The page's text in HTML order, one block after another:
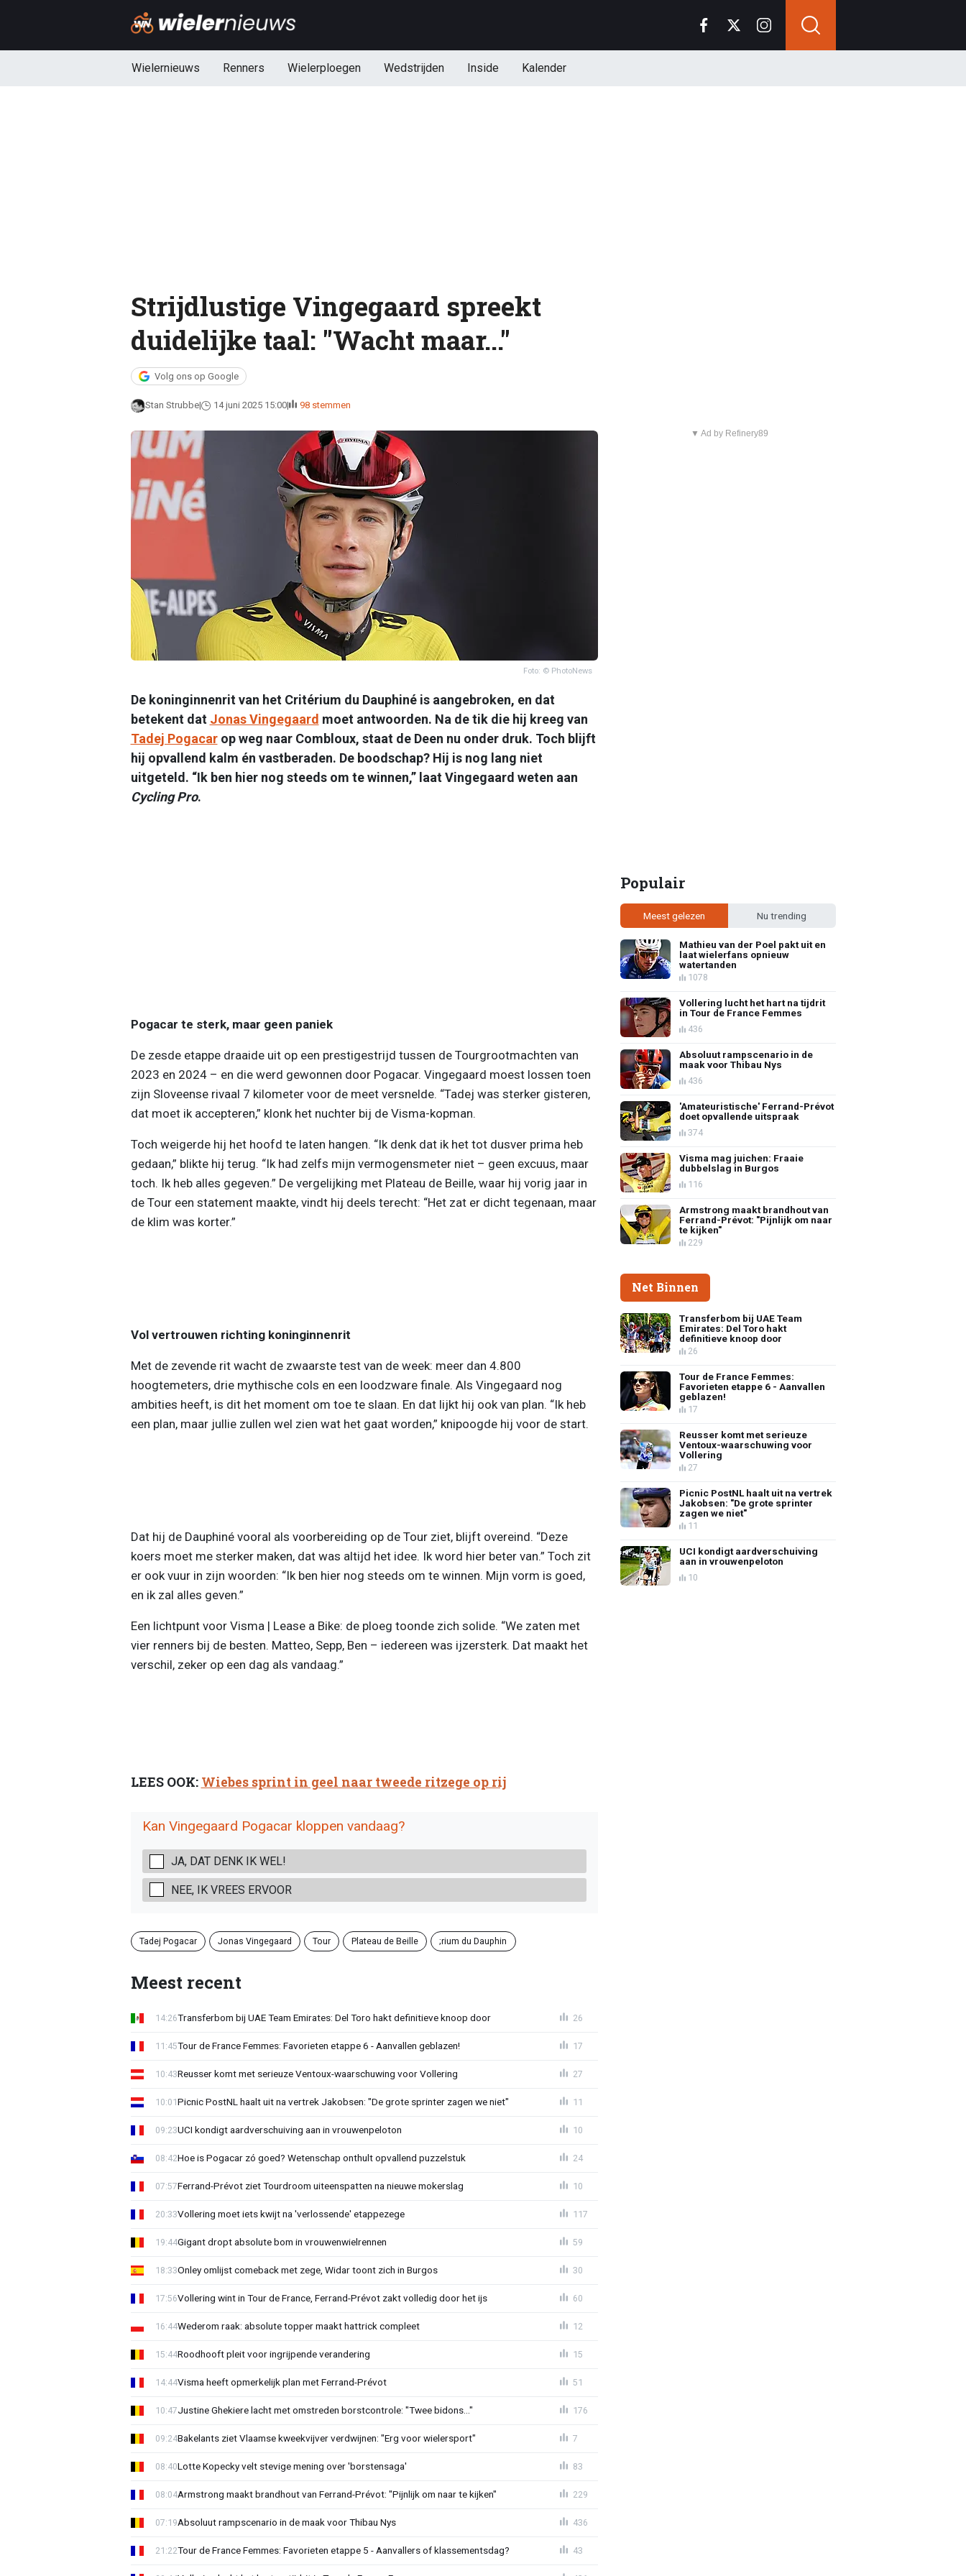
Wielernieuws Renners Wielerploegen Wedstrijden Inside Kalender
Strijdlustige Vingegaard spreekt
duidelijke taal: "Wacht maar..."
Volg ons op Google
Stan Strubbe 14 juni 2025 15:00 98 stemmen
Foto: © PhotoNews
De koninginnenrit van het Critérium du Dauphiné is aangebroken, en dat
betekent dat Jonas Vingegaard moet antwoorden. Na de tik die hij kreeg van
Tadej Pogacarop weg naar Combloux, staat de Deen nu onder druk. Toch blijft
hij opvallend kalm én vastberaden. De boodschap? Hij is nog lang niet
uitgeteld. “Ik ben hier nog steeds om te winnen,” laat Vingegaard weten aan
Cycling Pro.
Pogacar te sterk, maar geen paniek
De zesde etappe draaide uit op een prestigestrijd tussen de Tourgrootmachten van
2023 en 2024 – en die werd gewonnen door Pogacar. Vingegaard moest lossen toen
zijn Sloveense rivaal 7 kilometer voor de meet versnelde. “Tadej was sterker gisteren,
dat moet ik accepteren,” klonk het nuchter bij de Visma-kopman.
Toch weigerde hij het hoofd te laten hangen. “Ik denk dat ik het tot dusver prima heb
gedaan,” blikte hij terug. “Ik had zelfs mijn vermogensmeter niet – geen excuus, maar
toch. Ik heb alles gegeven.” De vergelijking met Plateau de Beille, waar hij vorig jaar in
de Tour een statement maakte, vindt hij deels terecht: “Het zat er dicht tegenaan, maar
de klim was korter.”
Vol vertrouwen richting koninginnenrit
Met de zevende rit wacht de zwaarste test van de week: meer dan 4.800
hoogtemeters, drie mythische cols en een loodzware finale. Als Vingegaard nog
ambities heeft, is dit het moment om toe te slaan. En dat lijkt hij ook van plan. “Ik heb
een plan, maar jullie zullen wel zien wat het gaat worden,” knipoogde hij voor de start.
Dat hij de Dauphiné vooral als voorbereiding op de Tour ziet, blijft overeind. “Deze
koers moet me sterker maken, dat was altijd het idee. Ik word hier beter van.” Toch zit
er ook vuur in zijn woorden: “Ik ben hier nog steeds om te winnen. Mijn vorm is goed,
en ik zal alles geven.”
Een lichtpunt voor Visma | Lease a Bike: de ploeg toonde zich solide. “We zaten met
vier renners bij de besten. Matteo, Sepp, Ben – iedereen was ijzersterk. Dat maakt het
verschil, zeker op een dag als vandaag.”
LEES OOK: Wiebes sprint in geel naar tweede ritzege op rij
Kan Vingegaard Pogacar kloppen vandaag?
JA, DAT DENK IK WEL!
NEE, IK VREES ERVOOR
Tadej Pogacar Jonas Vingegaard Tour Plateau de Beille ;rium du Dauphin
Meest recent
Transferbom bij UAE Team Emirates: Del Toro hakt definitieve knoop door
14:26 26
Tour de France Femmes: Favorieten etappe 6 - Aanvallen geblazen!
11:45 17
Reusser komt met serieuze Ventoux-waarschuwing voor Vollering
10:43 27
Picnic PostNL haalt uit na vertrek Jakobsen: "De grote sprinter zagen we niet"
10:01 11
UCI kondigt aardverschuiving aan in vrouwenpeloton
09:23 10
Hoe is Pogacar zó goed? Wetenschap onthult opvallend puzzelstuk
08:42 24
Ferrand-Prévot ziet Tourdroom uiteenspatten na nieuwe mokerslag
07:57 10
Vollering moet iets kwijt na 'verlossende' etappezege
20:33 117
Gigant dropt absolute bom in vrouwenwielrennen
19:44 59
Onley omlijst comeback met zege, Widar toont zich in Burgos
18:33 30
Vollering wint in Tour de France, Ferrand-Prévot zakt volledig door het ijs
17:56 60
Wederom raak: absolute topper maakt hattrick compleet
16:44 12
Roodhooft pleit voor ingrijpende verandering
15:44 15
Visma heeft opmerkelijk plan met Ferrand-Prévot
14:44 51
Justine Ghekiere lacht met omstreden borstcontrole: "Twee bidons..."
10:47 176
Bakelants ziet Vlaamse kweekvijver verdwijnen: "Erg voor wielersport"
09:24 7
Lotte Kopecky velt stevige mening over 'borstensaga'
08:40 83
Armstrong maakt brandhout van Ferrand-Prévot: "Pijnlijk om naar te kijken"
08:04 229
Absoluut rampscenario in de maak voor Thibau Nys
07:19 436
Tour de France Femmes: Favorieten etappe 5 - Aanvallers of klassementsdag?
21:22 43
▼ Ad by Refinery89
Populair
Meest gelezen Nu trending
Mathieu van der Poel pakt uit en
laat wielerfans opnieuw
watertanden
1078
Vollering lucht het hart na tijdrit
in Tour de France Femmes
436
Absoluut rampscenario in de
maak voor Thibau Nys
436
'Amateuristische' Ferrand-Prévot
doet opvallende uitspraak
374
Visma mag juichen: Fraaie
dubbelslag in Burgos
116
Armstrong maakt brandhout van
Ferrand-Prévot: "Pijnlijk om naar
te kijken"
229
Net Binnen
Transferbom bij UAE Team
Emirates: Del Toro hakt
definitieve knoop door
26
Tour de France Femmes:
Favorieten etappe 6 - Aanvallen
geblazen!
17
Reusser komt met serieuze
Ventoux-waarschuwing voor
Vollering
27
Picnic PostNL haalt uit na vertrek
Jakobsen: "De grote sprinter
zagen we niet"
11
UCI kondigt aardverschuiving
aan in vrouwenpeloton
10